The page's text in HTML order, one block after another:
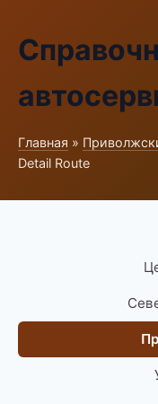
Главная »
Detail Route